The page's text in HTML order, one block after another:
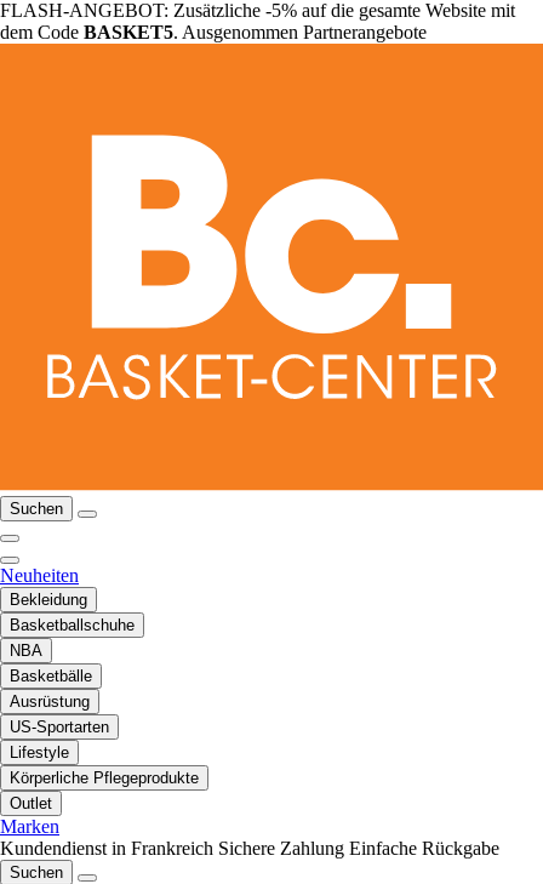
FLASH-ANGEBOT: Zusätzliche -5% auf die gesamte Website mit
dem Code BASKET5. Ausgenommen Partnerangebote
Suchen
Neuheiten
Bekleidung
Basketballschuhe
NBA
Basketbälle
Ausrüstung
US-Sportarten
Lifestyle
Körperliche Pflegeprodukte
Outlet
Marken
Kundendienst in Frankreich Sichere Zahlung Einfache Rückgabe
Suchen